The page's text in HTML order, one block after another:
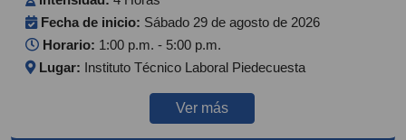
Fecha de inicio: Sábado 29 de agosto de 2026
Horario: 1:00 p.m. - 5:00 p.m.
Lugar: Instituto Técnico Laboral Piedecuesta
Ver más